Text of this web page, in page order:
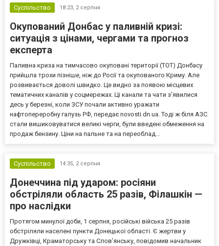
Суспільство 18:23, 2 серпня
Окупований Донбас у паливній кризі:
ситуація з цінами, чергами та прогноз
експерта
Паливна криза на тимчасово окуповані території (ТОТ) Донбасу
прийшла трохи пізніше, ніж до Росії та окупованого Криму. Але
розвивається доволі швидко. Це видно за появою місцевих
тематичних каналів у соцмережах. Ці канали та чати з’явилися
десь у березні, коли ЗСУ почали активно уражати
нафтопереробну галузь РФ, передає novosti.dn.ua. Тоді ж біля АЗС
стали вишиковуватися великі черги, були введені обмеження на
продаж бензину. Ціни на пальне та на переоблад...
Суспільство 14:35, 2 серпня
Донеччина під ударом: росіяни
обстріляли область 25 разів, Філашкін —
про наслідки
Протягом минулої доби, 1 серпня, російські війська 25 разів
обстріляли населені пункти Донецької області. Є жертви у
Дружківці, Краматорську та Слов’янську, повідомив начальник